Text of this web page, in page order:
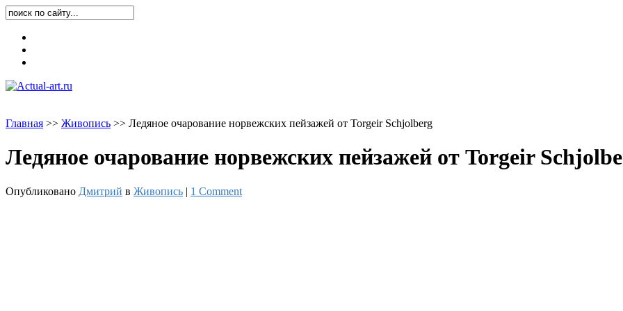
Главная >> Живопись >> Ледяное очарование норвежских пейзажей от Torgeir Schjolberg
Ледяное очарование норвежских пейзажей от Torgeir
Опубликовано Дмитрий в Живопись | 1 Comment